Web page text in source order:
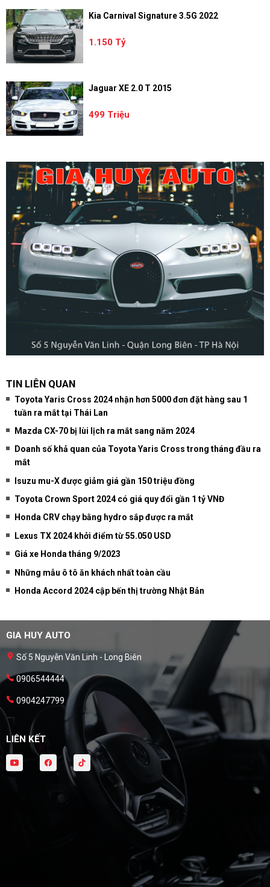
Kia Carnival Signature 3.5G 2022
1.150 Tỷ
Jaguar XE 2.0 T 2015
499 Triệu
TIN LIÊN QUAN
Toyota Yaris Cross 2024 nhận hơn 5000 đơn đặt hàng sau 1
tuần ra mắt tại Thái Lan
Mazda CX-70 bị lùi lịch ra mắt sang năm 2024
Doanh số khả quan của Toyota Yaris Cross trong tháng đầu ra
mắt
Isuzu mu-X được giảm giá gần 150 triệu đồng
Toyota Crown Sport 2024 có giá quy đổi gần 1 tỷ VNĐ
Honda CRV chạy bằng hydro sắp được ra mắt
Lexus TX 2024 khởi điểm từ 55.050 USD
Giá xe Honda tháng 9/2023
Những mẫu ô tô ăn khách nhất toàn cầu
Honda Accord 2024 cập bến thị trường Nhật Bản
GIA HUY AUTO
Số 5 Nguyễn Văn Linh - Long Biên
0906544444
0904247799
LIÊN KẾT